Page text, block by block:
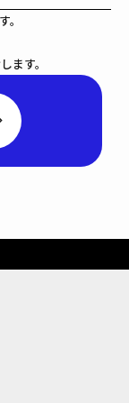
ます。